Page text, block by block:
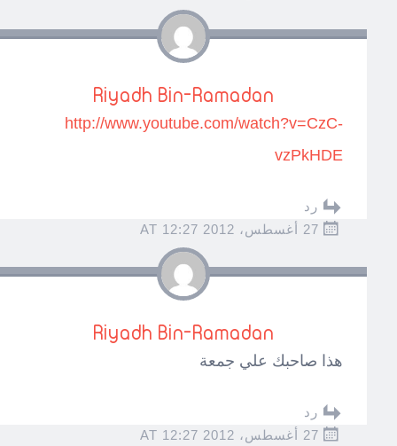
Riyadh Bin-Ramadan
http://www.youtube.com/watch?v=CzC-
vzPkHDE
رد
27 أغسطس، 2012 AT 12:27
Riyadh Bin-Ramadan
هذا صاحبك علي جمعة
رد
27 أغسطس، 2012 AT 12:27